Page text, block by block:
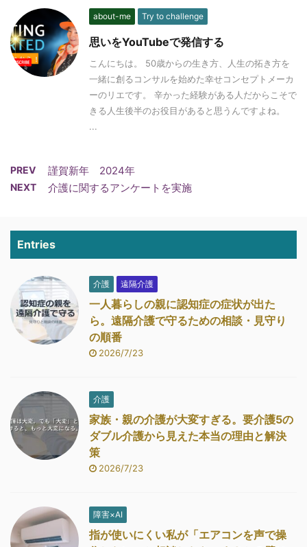
about-me Try to challenge
思いをYouTubeで発信する
こんにちは。 50歳からの生き方、人生の拓き方を
一緒に創るコンサルを始めた幸せコンセプトメーカ
ーのリエです。 辛かった経験がある人だからこそで
きる人生後半のお役目があると思うんですよね。
...
PREV 謹賀新年 2024年
NEXT 介護に関するアンケートを実施
Entries
介護 遠隔介護
一人暮らしの親に認知症の症状が出た
ら。遠隔介護で守るための相談・見守り
の順番
2026/7/23
介護
家族・親の介護が大変すぎる。要介護5の
ダブル介護から見えた本当の理由と解決
策
2026/7/23
障害×AI
指が使いにくい私が「エアコンを声で操